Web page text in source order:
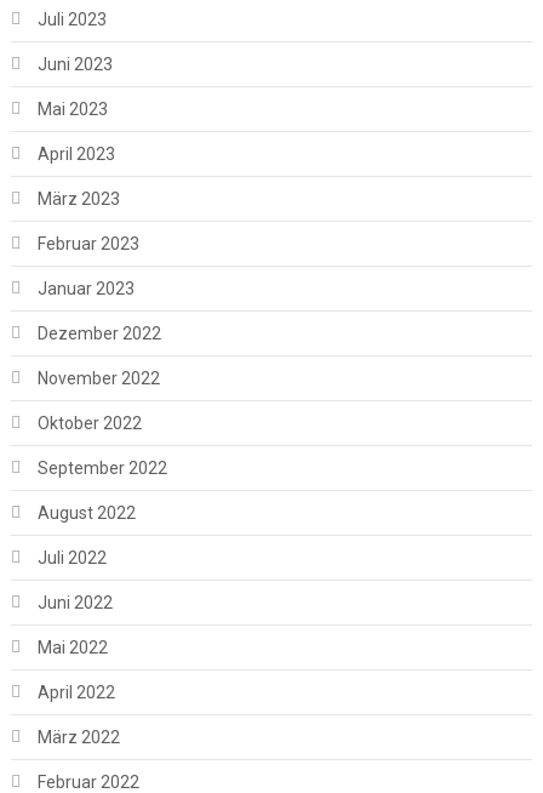
Juli 2023
Juni 2023
Mai 2023
April 2023
März 2023
Februar 2023
Januar 2023
Dezember 2022
November 2022
Oktober 2022
September 2022
August 2022
Juli 2022
Juni 2022
Mai 2022
April 2022
März 2022
Februar 2022